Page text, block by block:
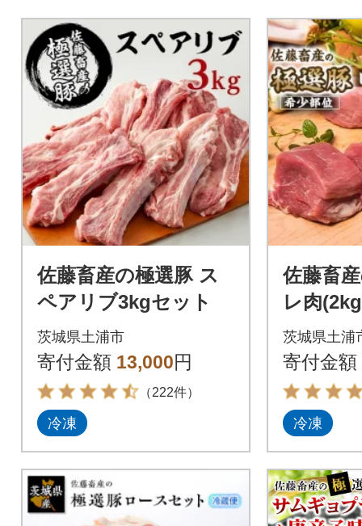
佐藤畜産の極選豚 ス
ペアリブ3kgセット
茨城県土浦市
寄付金額 13,000円
（222件）
冷凍
佐藤畜
レ肉
茨城県土浦
寄付金額
冷凍